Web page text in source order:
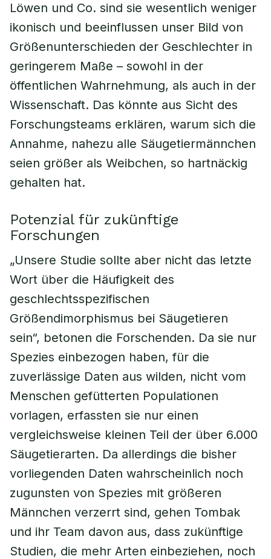
Löwen und Co. sind sie wesentlich weniger
ikonisch und beeinflussen unser Bild von
Größenunterschieden der Geschlechter in
geringerem Maße – sowohl in der
öffentlichen Wahrnehmung, als auch in der
Wissenschaft. Das könnte aus Sicht des
Forschungsteams erklären, warum sich die
Annahme, nahezu alle Säugetiermännchen
seien größer als Weibchen, so hartnäckig
gehalten hat.
Potenzial für zukünftige
Forschungen
„Unsere Studie sollte aber nicht das letzte
Wort über die Häufigkeit des
geschlechtsspezifischen
Größendimorphismus bei Säugetieren
sein“, betonen die Forschenden. Da sie nur
Spezies einbezogen haben, für die
zuverlässige Daten aus wilden, nicht vom
Menschen gefütterten Populationen
vorlagen, erfassten sie nur einen
vergleichsweise kleinen Teil der über 6.000
Säugetierarten. Da allerdings die bisher
vorliegenden Daten wahrscheinlich noch
zugunsten von Spezies mit größeren
Männchen verzerrt sind, gehen Tombak
und ihr Team davon aus, dass zukünftige
Studien, die mehr Arten einbeziehen, noch